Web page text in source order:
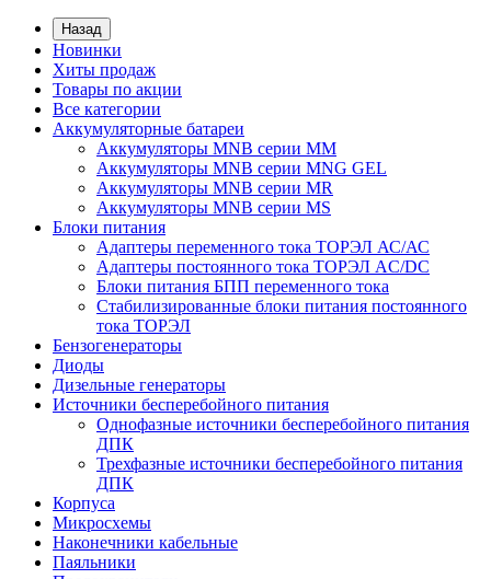
Назад
Новинки
Хиты продаж
Товары по акции
Все категории
Аккумуляторные батареи
Аккумуляторы MNB серии MM
Аккумуляторы MNB серии MNG GEL
Аккумуляторы MNB серии MR
Аккумуляторы MNB серии MS
Блоки питания
Адаптеры переменного тока ТОРЭЛ АС/АС
Адаптеры постоянного тока ТОРЭЛ AC/DC
Блоки питания БПП переменного тока
Стабилизированные блоки питания постоянного
тока ТОРЭЛ
Бензогенераторы
Диоды
Дизельные генераторы
Источники бесперебойного питания
Однофазные источники бесперебойного питания
ДПК
Трехфазные источники бесперебойного питания
ДПК
Корпуса
Микросхемы
Наконечники кабельные
Паяльники